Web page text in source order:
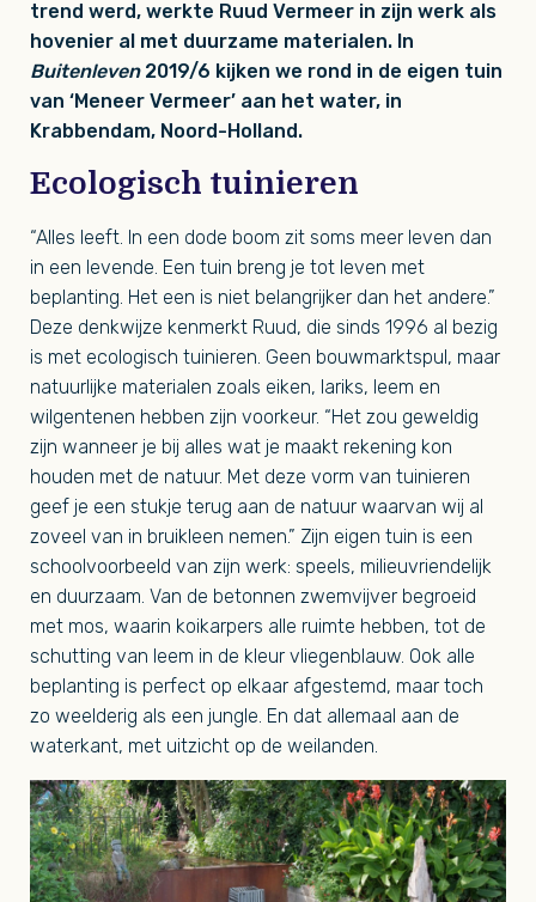
trend werd, werkte Ruud Vermeer in zijn werk als
hovenier al met duurzame materialen. In
Buitenleven 2019/6 kijken we rond in de eigen tuin
van ‘Meneer Vermeer’ aan het water, in
Krabbendam, Noord-Holland.
Ecologisch tuinieren
“Alles leeft. In een dode boom zit soms meer leven dan
in een levende. Een tuin breng je tot leven met
beplanting. Het een is niet belangrijker dan het andere.”
Deze denkwijze kenmerkt Ruud, die sinds 1996 al bezig
is met ecologisch tuinieren. Geen bouwmarktspul, maar
natuurlijke materialen zoals eiken, lariks, leem en
wilgentenen hebben zijn voorkeur. “Het zou geweldig
zijn wanneer je bij alles wat je maakt rekening kon
houden met de natuur. Met deze vorm van tuinieren
geef je een stukje terug aan de natuur waarvan wij al
zoveel van in bruikleen nemen.” Zijn eigen tuin is een
schoolvoorbeeld van zijn werk: speels, milieuvriendelijk
en duurzaam. Van de betonnen zwemvijver begroeid
met mos, waarin koikarpers alle ruimte hebben, tot de
schutting van leem in de kleur vliegenblauw. Ook alle
beplanting is perfect op elkaar afgestemd, maar toch
zo weelderig als een jungle. En dat allemaal aan de
waterkant, met uitzicht op de weilanden.